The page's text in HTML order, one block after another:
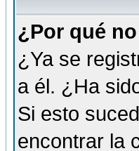
¿Por qué
¿Ya se
a él. ¿Ha
Si esto
encontrar la